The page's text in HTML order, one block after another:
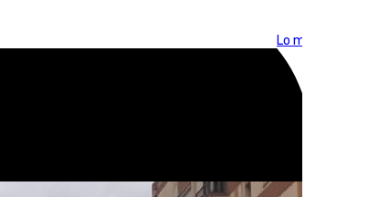
Lo más visto >